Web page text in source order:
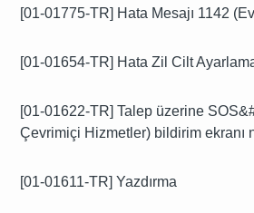
[01-01775-TR] Hata Mesajı 1142
[01-01654-TR] Hata Zil Cilt
[01-01622-TR] Talep üzerine
Çevrimiçi Hizmetler) bildirim ekranı
[01-01611-TR] Yazdırma